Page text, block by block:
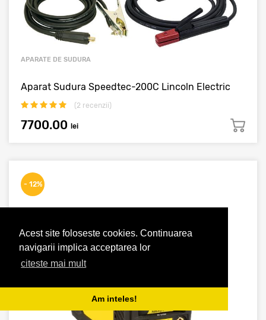
Acest site foloseste cookies. Continuarea
navigarii implica acceptarea lor
citeste mai mult
Am inteles!
APARATE DE SUDURA
Aparat Sudura Speedtec-200C Lincoln Electric
(2 recenzii)
7700.00 lei
- 12%